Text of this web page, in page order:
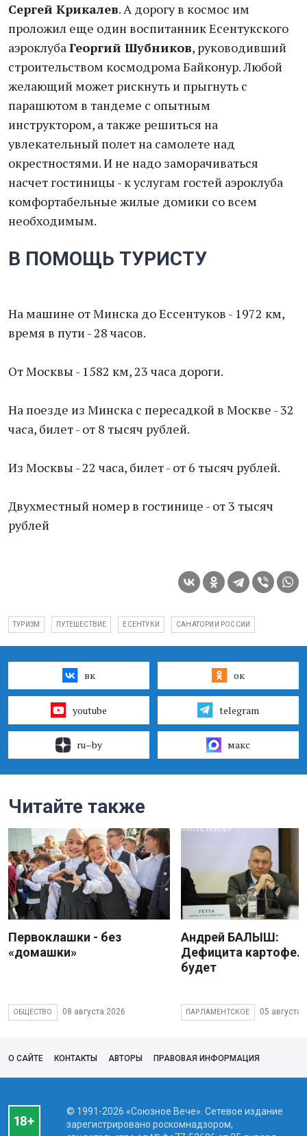
Сергей Крикалев. А дорогу в космос им
проложил еще один воспитанник Есентукского
аэроклубаГеоргий Шубников, руководивший
строительством космодрома Байконур. Любой
желающий может рискнуть и прыгнуть с
парашютом в тандеме с опытным
инструктором, а также решиться на
увлекательный полет на самолете над
окрестностями. И не надо заморачиваться
насчет гостиницы - к услугам гостей аэроклуба
комфортабельные жилые домики со всем
необходимым.
В ПОМОЩЬ ТУРИСТУ
На машине от Минска до Ессентуков - 1972 км,
время в пути - 28 часов.
От Москвы - 1582 км, 23 часа дороги.
На поезде из Минска с пересадкой в Москве - 32
часа, билет - от 8 тысяч рублей.
Из Москвы - 22 часа, билет - от 6 тысяч рублей.
Двухместный номер в гостинице - от 3 тысяч
рублей
ТУРИЗМ ПУТЕШЕСТВИЕ ЕСЕНТУКИ САНАТОРИИ РОССИИ
вк ок
youtube telegram
ru–by макс
Читайте также
Первоклашки - без
«домашки»
ОБЩЕСТВО 08 августа 2026
Андрей БАЛЫШ:
Дефицита
будет
ПАРЛАМЕНТСКОЕ 05 августа
О САЙТЕ КОНТАКТЫ АВТОРЫ ПРАВОВАЯ ИНФОРМАЦИЯ
© 1991-2026 «Союзное Вече». Сетевое издание
зарегистрировано роскомнадзором,